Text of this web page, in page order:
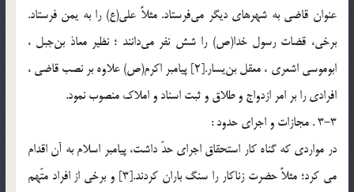
عنوان قاضي به شهرهاي ديگر مي‌فرستاد. مثلاً علي(ع) را به يمن فرستاد.
برخي، قضات رسول خدا(ص) را شش نفر مي‌دانند ؛ نظير معاذ بن‌جبل‌ ،
ابوموسي اشعري‌ ، معقل بن‌يسار.[2] پيامبر اكرم(ص) علاوه بر نصب قاضي ،
افرادي را بر امر ازدواج و طلاق‌ و ثبت اسناد و املاك‌ منصوب نمود.
3-3 . مجازات و اجراي حدود :
در مواردى كه گناه كار استحقاق اجراى حدّ داشت، پيامبر اسلام به آن اقدام
مى كرد؛ مثلاً حضرت زناكار را سنگ باران كردند.[3] و برخى از افراد متّهم